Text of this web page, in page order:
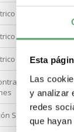
Esta
Las
y analizar
redes
que
Hager
Hyundai
Legrand
Siemens